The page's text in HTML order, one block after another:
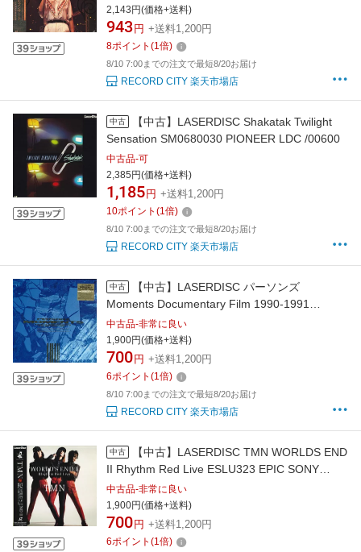
2,143円(価格+送料)
943 円 +送料1,200円
8ポイント (1倍)
8/10 7:00までの注文で最短8/20お届け
RECORD CITY 楽天市場店
中古
【中古】LASERDISC Shakatak Twilight
Sensation SM0680030 PIONEER LDC /00600
中古品-可
2,385円(価格+送料)
1,185 円 +送料1,200円
10ポイント (1倍)
8/10 7:00までの注文で最短8/20お届け
RECORD CITY 楽天市場店
中古
【中古】LASERDISC パーソンズ
Moments Documentary Film 1990-1991
TELN45017 TEICHIKU /00600
中古品-非常に良い
1,900円(価格+送料)
700 円 +送料1,200円
6ポイント (1倍)
8/10 7:00までの注文で最短8/20お届け
RECORD CITY 楽天市場店
中古
【中古】LASERDISC TMN WORLDS END
II Rhythm Red Live ESLU323 EPIC SONY
/00600
中古品-非常に良い
1,900円(価格+送料)
700 円 +送料1,200円
6ポイント (1倍)